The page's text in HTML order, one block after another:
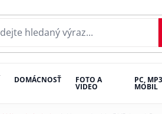
DOMÁCNOSŤ FOTO A
VIDEO
PC,
MOBIL